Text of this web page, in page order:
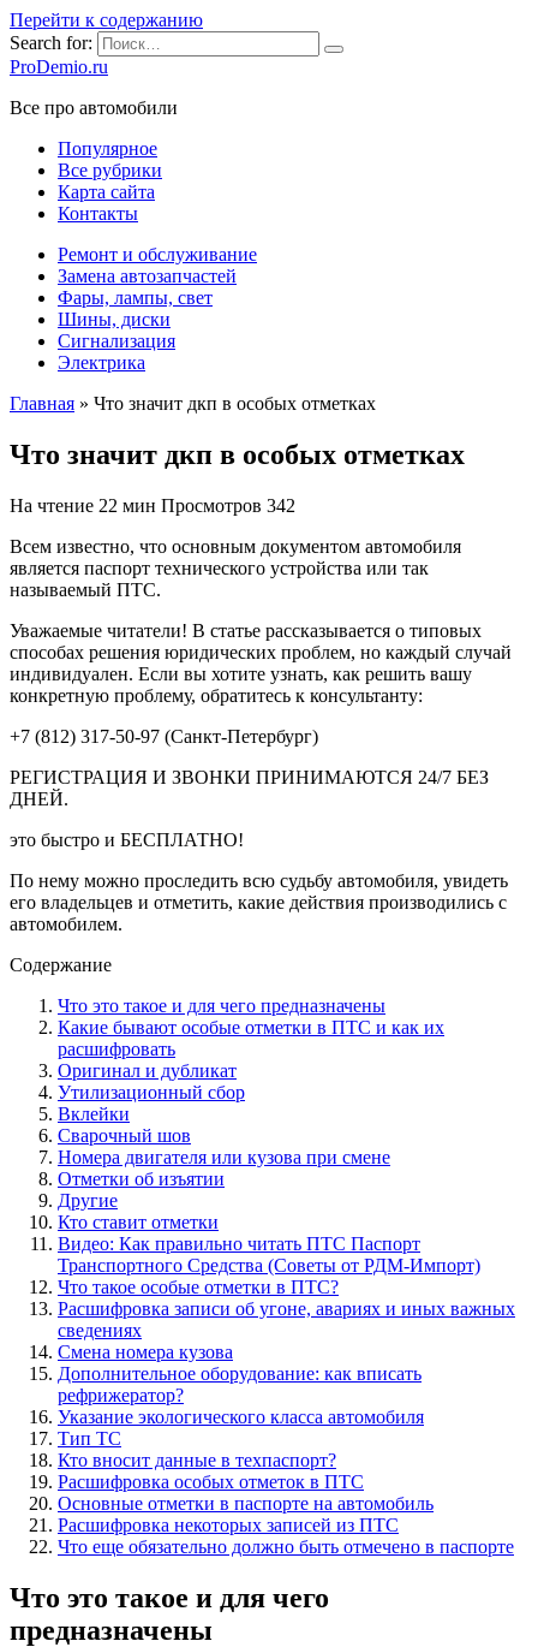
Перейти к содержанию
Search for:
ProDemio.ru
Все про автомобили
Популярное
Все рубрики
Карта сайта
Контакты
Ремонт и обслуживание
Замена автозапчастей
Фары, лампы, свет
Шины, диски
Сигнализация
Электрика
Главная » Что значит дкп в особых отметках
Что значит дкп в особых отметках
На чтение 22 мин Просмотров 342
Всем известно, что основным документом автомобиля
является паспорт технического устройства или так
называемый ПТС.
Уважаемые читатели! В статье рассказывается о типовых
способах решения юридических проблем, но каждый случай
индивидуален. Если вы хотите узнать, как решить вашу
конкретную проблему, обратитесь к консультанту:
+7 (812) 317-50-97 (Санкт-Петербург)
РЕГИСТРАЦИЯ И ЗВОНКИ ПРИНИМАЮТСЯ 24/7 БЕЗ
ДНЕЙ.
это быстро и БЕСПЛАТНО!
По нему можно проследить всю судьбу автомобиля, увидеть
его владельцев и отметить, какие действия производились с
автомобилем.
Содержание
Что это такое и для чего предназначены
Какие бывают особые отметки в ПТС и как их
расшифровать
Оригинал и дубликат
Утилизационный сбор
Вклейки
Сварочный шов
Номера двигателя или кузова при смене
Отметки об изъятии
Другие
Кто ставит отметки
Видео: Как правильно читать ПТС Паспорт
Транспортного Средства (Советы от РДМ-Импорт)
Что такое особые отметки в ПТС?
Расшифровка записи об угоне, авариях и иных важных
сведениях
Смена номера кузова
Дополнительное оборудование: как вписать
рефрижератор?
Указание экологического класса автомобиля
Тип ТС
Кто вносит данные в техпаспорт?
Расшифровка особых отметок в ПТС
Основные отметки в паспорте на автомобиль
Расшифровка некоторых записей из ПТС
Что еще обязательно должно быть отмечено в паспорте
Что это такое и для чего
предназначены